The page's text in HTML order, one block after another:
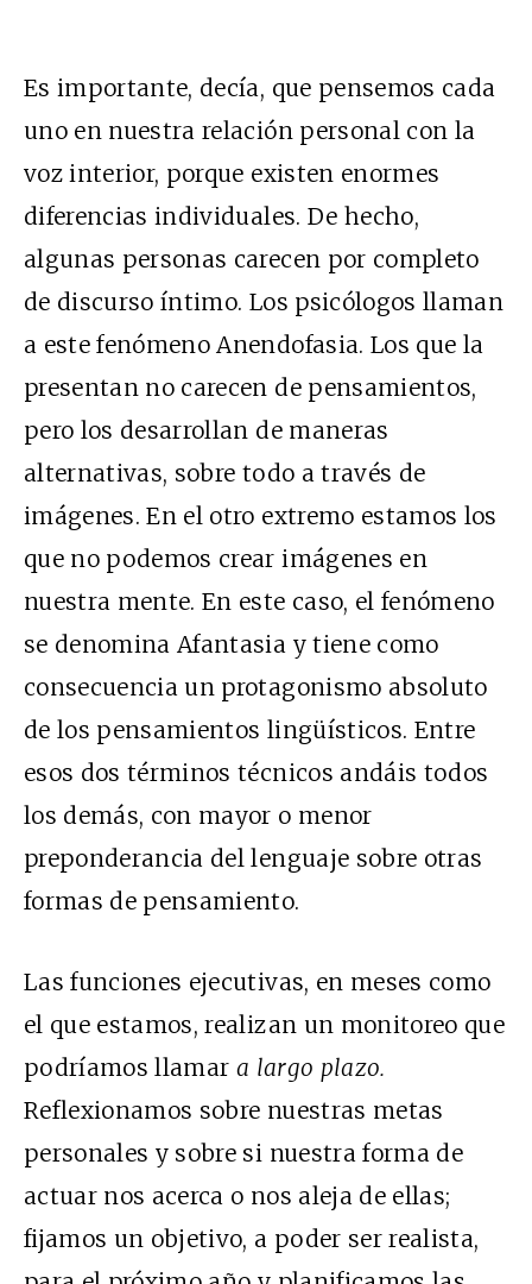
Es importante, decía, que pensemos cada
uno en nuestra relación personal con la
voz interior, porque existen enormes
diferencias individuales. De hecho,
algunas personas carecen por completo
de discurso íntimo. Los psicólogos llaman
a este fenómeno Anendofasia. Los que la
presentan no carecen de pensamientos,
pero los desarrollan de maneras
alternativas, sobre todo a través de
imágenes. En el otro extremo estamos los
que no podemos crear imágenes en
nuestra mente. En este caso, el fenómeno
se denomina Afantasia y tiene como
consecuencia un protagonismo absoluto
de los pensamientos lingüísticos. Entre
esos dos términos técnicos andáis todos
los demás, con mayor o menor
preponderancia del lenguaje sobre otras
formas de pensamiento.
Las funciones ejecutivas, en meses como
el que estamos, realizan un monitoreo que
podríamos llamar a largo plazo.
Reflexionamos sobre nuestras metas
personales y sobre si nuestra forma de
actuar nos acerca o nos aleja de ellas;
fijamos un objetivo, a poder ser realista,